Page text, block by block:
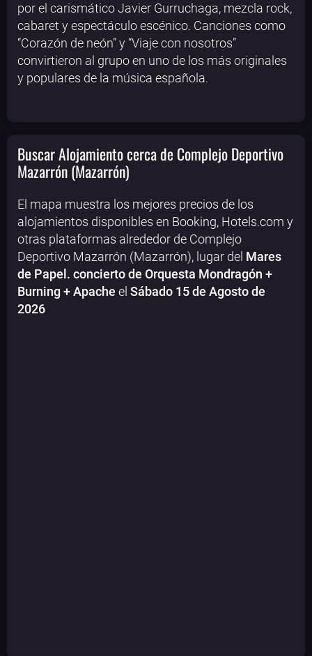
por el carismático Javier Gurruchaga, mezcla rock,
cabaret y espectáculo escénico. Canciones como
“Corazón de neón” y “Viaje con nosotros”
convirtieron al grupo en uno de los más originales
y populares de la música española.
Buscar Alojamiento cerca de Complejo Deportivo
Mazarrón (Mazarrón)
El mapa muestra los mejores precios de los
alojamientos disponibles en Booking, Hotels.com y
otras plataformas alrededor de Complejo
Deportivo Mazarrón (Mazarrón), lugar del Mares
de Papel. concierto de Orquesta Mondragón +
Burning + Apache el Sábado 15 de Agosto de
2026